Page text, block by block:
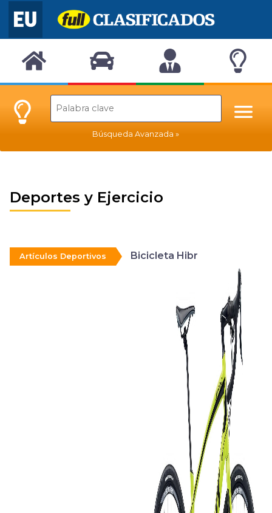
Búsqueda Avanzada
Deportes y Ejercicio
Artículos Deportivos Bicicleta Hibr